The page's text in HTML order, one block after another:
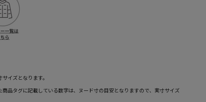
イズとなります。
品タグに記載している数字は、ヌード寸の目安となりますので、実寸サイズ